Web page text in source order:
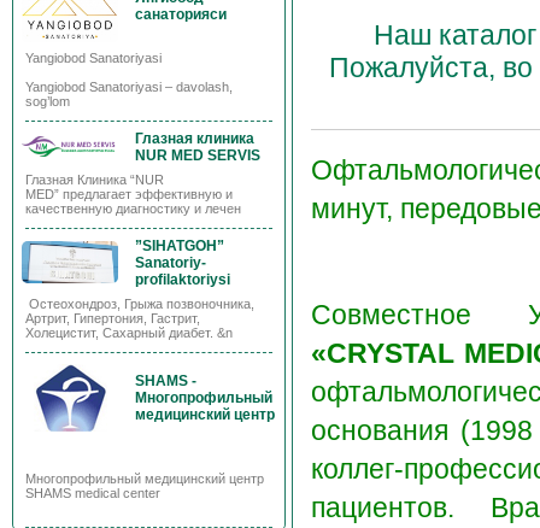
санаторияси
Yangiobod Sanatoriyasi
Yangiobod Sanatoriyasi – davolash,
sog’lom
Глазная клиника
NUR MED SERVIS
Глазная Клиника “NUR
MED” предлагает эффективную и
качественную диагностику и лечен
”SIHATGOH”
Sanatoriy-
profilaktoriysi
Остеохондроз, Грыжа позвоночника,
Артрит, Гипертония, Гастрит,
Холецистит, Сахарный диабет. &n
SHAMS -
Многопрофильный
медицинский центр
Многопрофильный медицинский центр
SHAMS medical center
Наш
Пожалуйста,
минут,
Совместное
«CRYSTAL
основания
коллег-
пациентов.